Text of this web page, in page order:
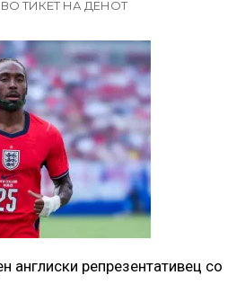
ТИКЕТ НА ДЕНОТ
англиски репрезентативец со